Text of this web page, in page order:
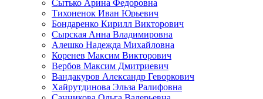
Сытько Арина Федоровна
Тихоненок Иван Юрьевич
Бондаренко Кирилл Викторович
Сырская Анна Владимировна
Алешко Надежда Михайловна
Коренев Максим Викторович
Вербов Максим Дмитриевич
Вандакуров Александр Геворкович
Хайрутдинова Эльза Ралифовна